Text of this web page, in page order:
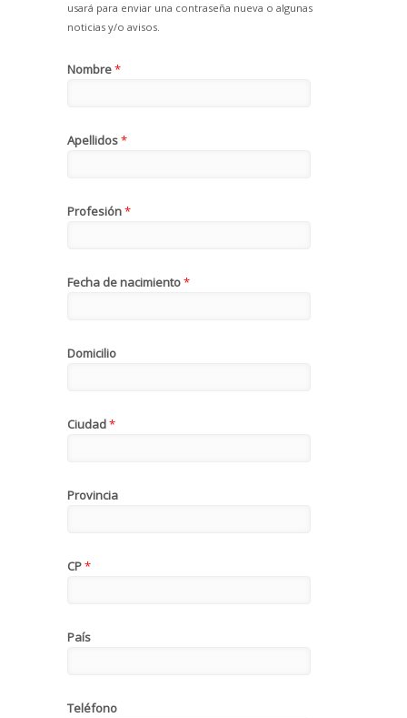
usará para enviar una contraseña nueva o algunas
noticias y/o avisos.
Nombre*
Apellidos*
Profesión*
Fecha de nacimiento*
Domicilio
Ciudad*
Provincia
CP*
País
Teléfono